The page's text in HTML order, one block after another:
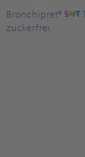
Bronchipret®
zuckerfrei.